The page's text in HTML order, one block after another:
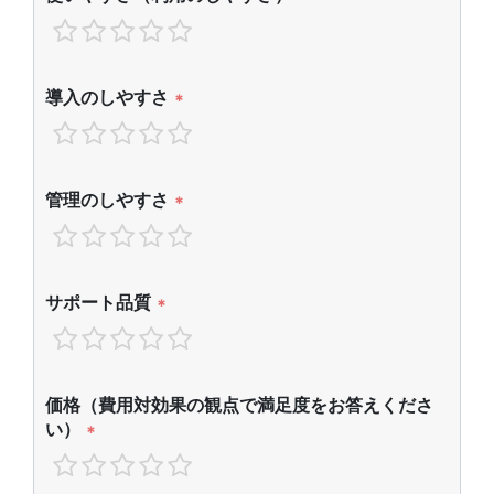
導入のしやすさ *
管理のしやすさ *
サポート品質 *
価格（費用対効果の観点で満足度をお答えくださ
い）
*